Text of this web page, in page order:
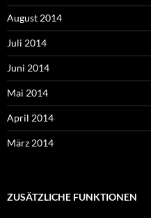
August 2014
Juli 2014
Juni 2014
Mai 2014
April 2014
März 2014
ZUSÄTZLICHE FUNKTIONEN